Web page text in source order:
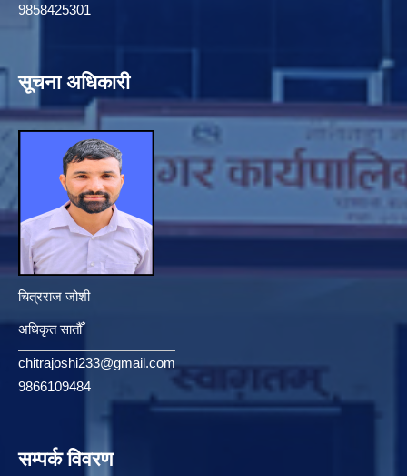
9858425301
सूचना अधिकारी
चित्रराज जोशी
अधिकृत सातौँ
chitrajoshi233@gmail.com
9866109484
सम्पर्क विवरण